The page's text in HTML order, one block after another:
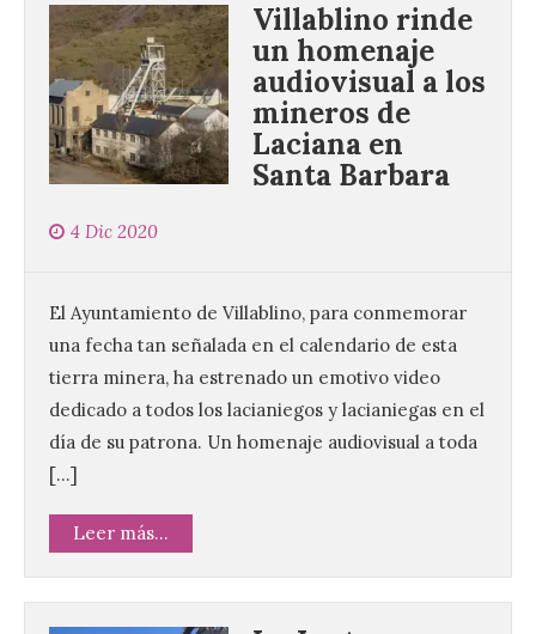
Villablino rinde
un homenaje
audiovisual a los
mineros de
Laciana en
Santa Barbara
4 Dic 2020
El Ayuntamiento de Villablino, para conmemorar
una fecha tan señalada en el calendario de esta
tierra minera, ha estrenado un emotivo video
dedicado a todos los lacianiegos y lacianiegas en el
día de su patrona. Un homenaje audiovisual a toda
[…]
Leer más...